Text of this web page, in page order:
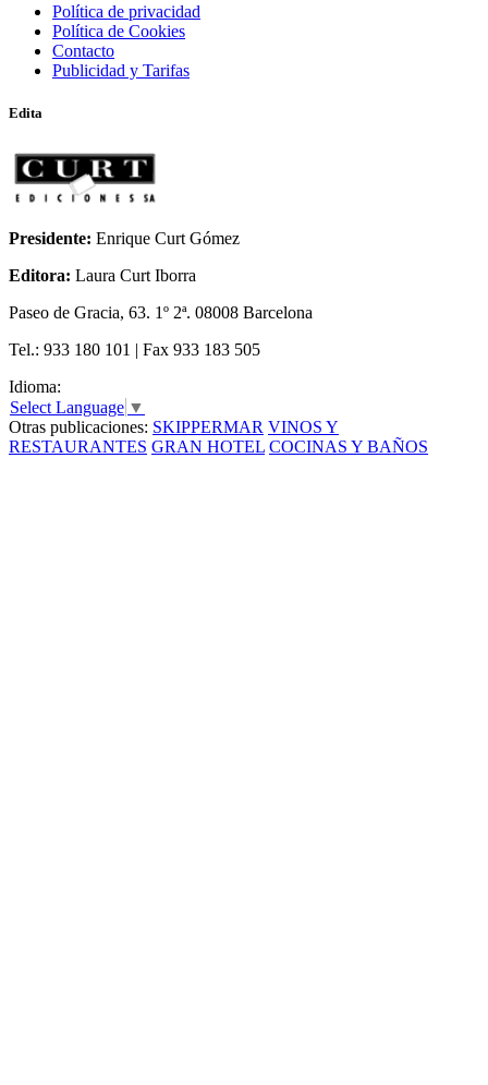
Política de privacidad
Política de Cookies
Contacto
Publicidad y Tarifas
Edita
Presidente: Enrique Curt Gómez
Editora: Laura Curt Iborra
Paseo de Gracia, 63. 1º 2ª. 08008 Barcelona
Tel.: 933 180 101 | Fax 933 183 505
Idioma:
Select Language ▼
Otras publicaciones: SKIPPERMAR VINOS Y
RESTAURANTES GRAN HOTEL COCINAS Y BAÑOS